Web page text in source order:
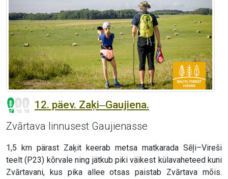
12. päev. Zaķi‒Gaujiena.
Zvārtava linnusest Gaujienasse
1,5 km pärast Zaķit keerab metsa matkarada Sēļi–Vireši
teelt (P23) kõrvale ning jätkub piki väikest külavaheteed kuni
Zvārtavani, kus pika allee otsas paistab Zvārtava mõis.